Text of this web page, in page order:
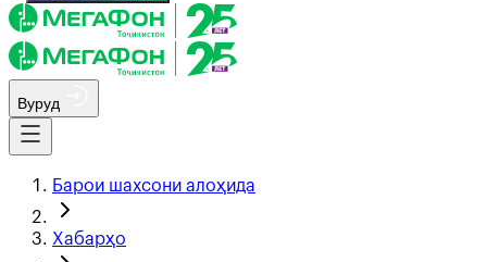
Вуруд
Барои шахсони алоҳида
Хабарҳо